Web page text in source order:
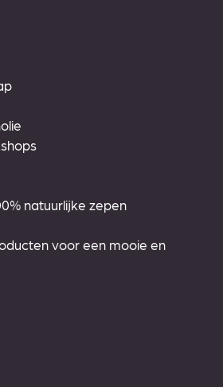
natuurlijke zepen
voor een mooie en